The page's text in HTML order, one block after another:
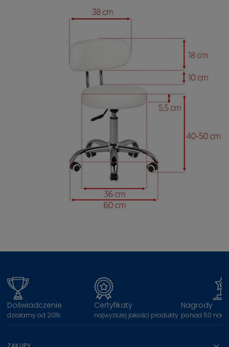
Doświadczenie
działamy od 2011r.
Certyfikaty
najwyższej jakości produkty
Nagrody
ponad 50